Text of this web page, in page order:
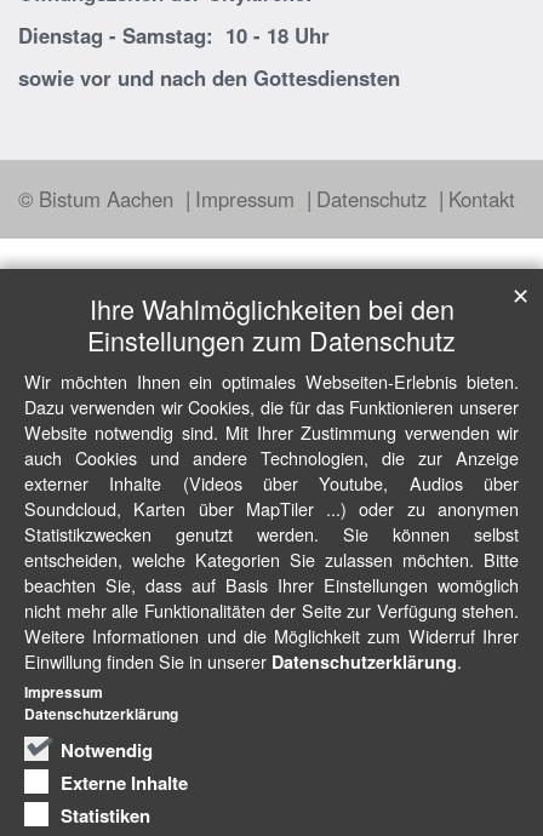
Dienstag - Samstag: 10 - 18 Uhr
sowie vor und nach den Gottesdiensten
© Bistum Aachen Impressum Datenschutz Kontakt
Ihre Wahlmöglichkeiten bei den
Einstellungen zum Datenschutz
Wir möchten Ihnen ein optimales Webseiten-Erlebnis bieten.
Dazu verwenden wir Cookies, die für das Funktionieren unserer
Website notwendig sind. Mit Ihrer Zustimmung verwenden wir
auch Cookies und andere Technologien, die zur Anzeige
externer Inhalte (Videos über Youtube, Audios über
Soundcloud, Karten über MapTiler ...) oder zu anonymen
Statistikzwecken genutzt werden. Sie können selbst
entscheiden, welche Kategorien Sie zulassen möchten. Bitte
beachten Sie, dass auf Basis Ihrer Einstellungen womöglich
nicht mehr alle Funktionalitäten der Seite zur Verfügung stehen.
Weitere Informationen und die Möglichkeit zum Widerruf Ihrer
Einwillung finden Sie in unserer Datenschutzerklärung.
Notwendig
Externe Inhalte
Statistiken
✕
Impressum
Datenschutzerklärung